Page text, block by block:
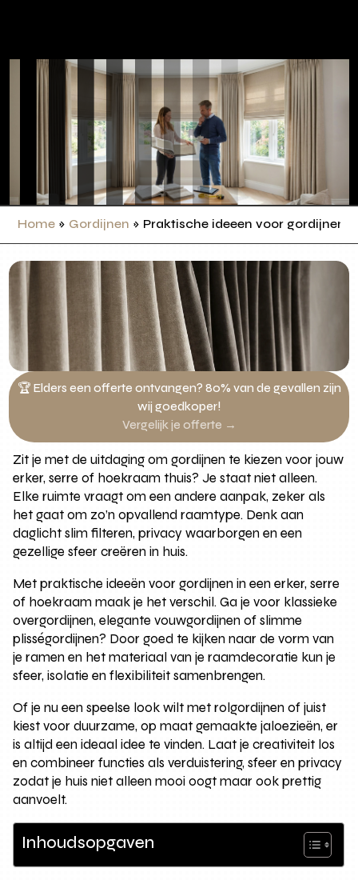
Home » Gordijnen » Praktische ideeen voor gordijnen
🏆 Elders een offerte ontvangen? 80% van de gevallen zijn
wij goedkoper!
Vergelijk je offerte →
Zit je met de uitdaging om gordijnen te kiezen voor jouw
erker, serre of hoekraam thuis? Je staat niet alleen.
Elke ruimte vraagt om een andere aanpak, zeker als
het gaat om zo’n opvallend raamtype. Denk aan
daglicht slim filteren, privacy waarborgen en een
gezellige sfeer creëren in huis.
Met praktische ideeën voor gordijnen in een erker, serre
of hoekraam maak je het verschil. Ga je voor klassieke
overgordijnen, elegante vouwgordijnen of slimme
plisségordijnen? Door goed te kijken naar de vorm van
je ramen en het materiaal van je raamdecoratie kun je
sfeer, isolatie en flexibiliteit samenbrengen.
Of je nu een speelse look wilt met rolgordijnen of juist
kiest voor duurzame, op maat gemaakte jaloezieën, er
is altijd een ideaal idee te vinden. Laat je creativiteit los
en combineer functies als verduistering, sfeer en privacy
zodat je huis niet alleen mooi oogt maar ook prettig
aanvoelt.
Inhoudsopgaven